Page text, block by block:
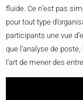
fluide. Ce n’est pas
pour tout type
participants une vue
que l’analyse de
l’art de mener des